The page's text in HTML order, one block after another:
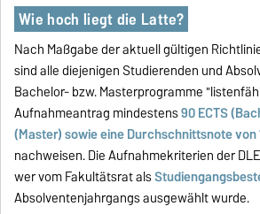
Wie hoch liegt die Latte?
Nach Maßgabe der aktuell gültigen
sind alle diejenigen Studierenden und
Bachelor- bzw. Masterprogramme
Aufnahmeantrag mindestens90 ECTS
(Master) sowie eine Durchschnittsnote von
nachweisen. Die Aufnahmekriterien der
wer vom Fakultätsrat als
Absolventenjahrgangs ausgewählt wurde.